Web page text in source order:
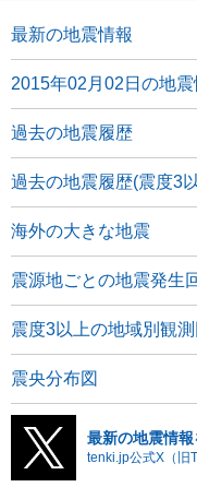
最新の地震情報
2015年02月02日の地震
過去の地震履歴
過去の地震履歴(震度3
海外の大きな地震
震源地ごとの地震発生
震度3以上の地域別観
震央分布図
最新の地震情
tenki.jp公式X（旧